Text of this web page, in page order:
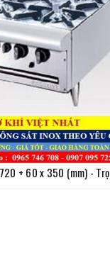
+ 60 x 350 (mm) -